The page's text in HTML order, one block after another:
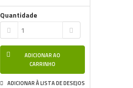
Quantidade
ADICIONAR AO
CARRINHO
ADICIONAR À LISTA DE DESEJOS